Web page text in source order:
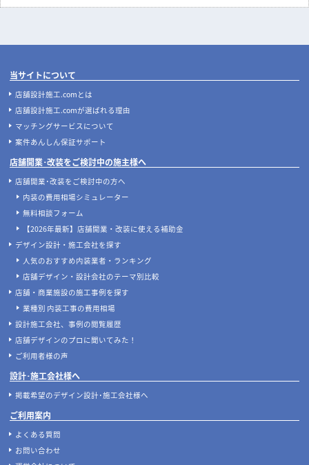
当サイトについて
店舗設計施工.comとは
店舗設計施工.comが選ばれる理由
マッチングサービスについて
案件あんしん保証サポート
店舗開業･改装をご検討中の施主様へ
店舗開業･改装をご検討中の方へ
内装の費用相場シミュレーター
無料相談フォーム
【2026年最新】店舗開業・改装に使える補助金
デザイン設計・施工会社を探す
人気のおすすめ内装業者・ランキング
店舗デザイン・設計会社のテーマ別比較
店舗・商業施設の施工事例を探す
業種別 内装工事の費用相場
設計施工会社、事例の閲覧履歴
店舗デザインのプロに聞いてみた！
ご利用者様の声
設計･施工会社様へ
掲載希望のデザイン設計･施工会社様へ
ご利用案内
よくある質問
お問い合わせ